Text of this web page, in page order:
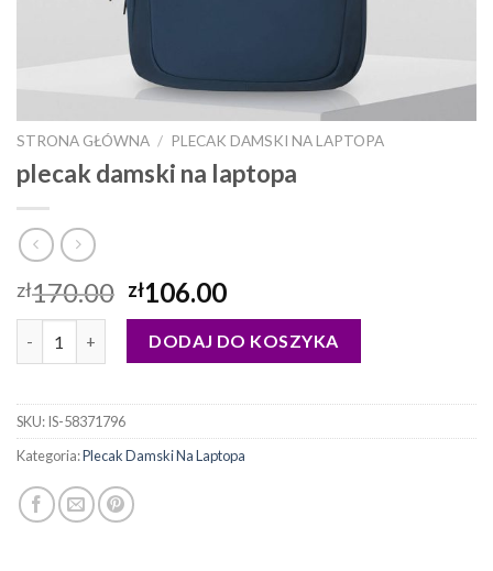
STRONA GŁÓWNA / PLECAK DAMSKI NA LAPTOPA
plecak damski na laptopa
zł170.00 zł106.00
ilość plecak damski na laptopaDODAJ DO KOSZYKA
SKU:IS-58371796
Kategoria:Plecak Damski Na Laptopa